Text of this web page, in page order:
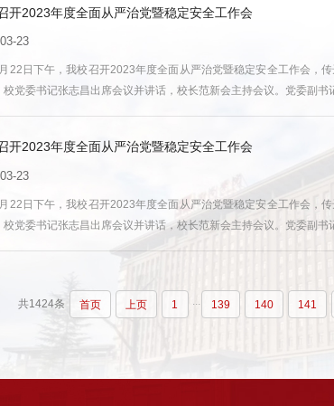
开2023年度全面从严治党暨稳定安全工作会
23
22日下午，我校召开2023年度全面从严治党暨稳定安全工作会，
校党委书记张志昌出席会议并讲话，校长范新会主持会议。党委副
开2023年度全面从严治党暨稳定安全工作会
23
22日下午，我校召开2023年度全面从严治党暨稳定安全工作会，
校党委书记张志昌出席会议并讲话，校长范新会主持会议。党委副
党、政负责人参加会议。会议指出，2023年是全面贯彻党的二十大
共1424条 首页 上页 1 139 140 141